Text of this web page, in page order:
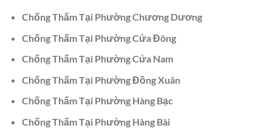
Chống Thấm Tại Phường Chương Dương
Chống Thấm Tại Phường Cửa Đông
Chống Thấm Tại Phường Cửa Nam
Chống Thấm Tại Phường Đồng Xuân
Chống Thấm Tại Phường Hàng Bạc
Chống Thấm Tại Phường Hàng Bài